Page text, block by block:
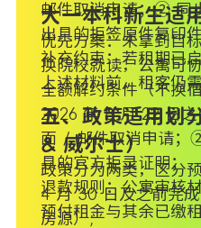
邮件取消申请；② 同
出具的拒签原件复印
补充约束：若租期已
上述材料前，租客仍
大一本科新生适
优先方案：未拿到目
换院校就读，公寓可
全额解约条件（不换
2026 年 8 月 22 日之
面 / 邮件取消申请；
具的官方拒录证明；
退款规则：公寓审核
预付租金与其余已缴租
五、政策适用划
& 威尔士）
政策分为两类，区分
4 月 30 日及之前完
房源）;